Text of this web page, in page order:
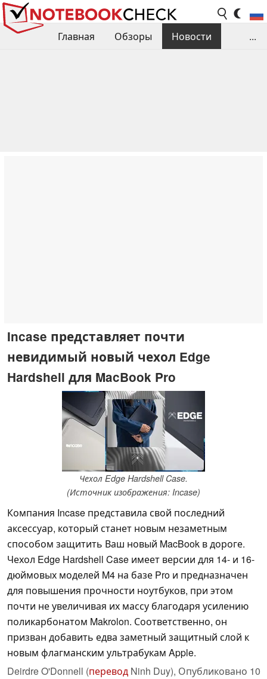
Главная Обзоры
Новости
...
Incase представляет почти
невидимый новый чехол Edge
Hardshell для MacBook Pro
Чехол Edge Hardshell Case.
(Источник изображения: Incase)
Компания Incase представила свой последний
аксессуар, который станет новым незаметным
способом защитить Ваш новый MacBook в дороге.
Чехол Edge Hardshell Case имеет версии для 14- и 16-
дюймовых моделей M4 на базе Pro и предназначен
для повышения прочности ноутбуков, при этом
почти не увеличивая их массу благодаря усилению
поликарбонатом Makrolon. Соответственно, он
призван добавить едва заметный защитный слой к
новым флагманским ультрабукам Apple.
Deirdre O'Donnell (перевод Ninh Duy), Опубликовано 10